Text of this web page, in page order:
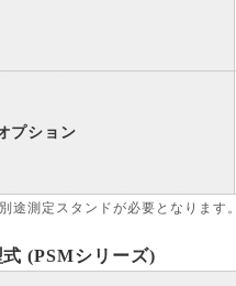
プション
途測定スタンドが必要となります。
式 (PSMシリーズ)